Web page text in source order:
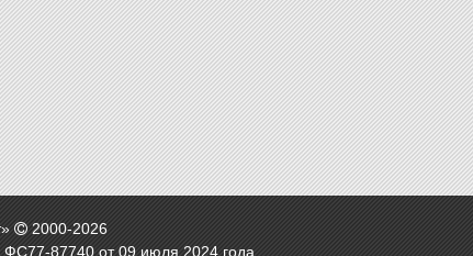
2000-2026
87740 от 09 июля 2024 года.